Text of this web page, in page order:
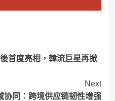
首度亮相，韓流巨星再掀
Next
协同：跨境供应链韧性增强